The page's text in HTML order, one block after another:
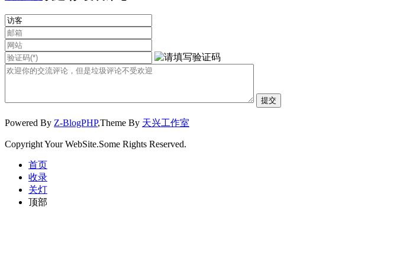
Powered By Z-BlogPHP,Theme By 天兴工作室
Copyright Your WebSite.Some Rights Reserved.
首页
收录
关灯
顶部